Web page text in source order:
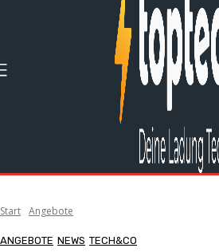
Start Angebote
ANGEBOTE NEWS TECH&CO